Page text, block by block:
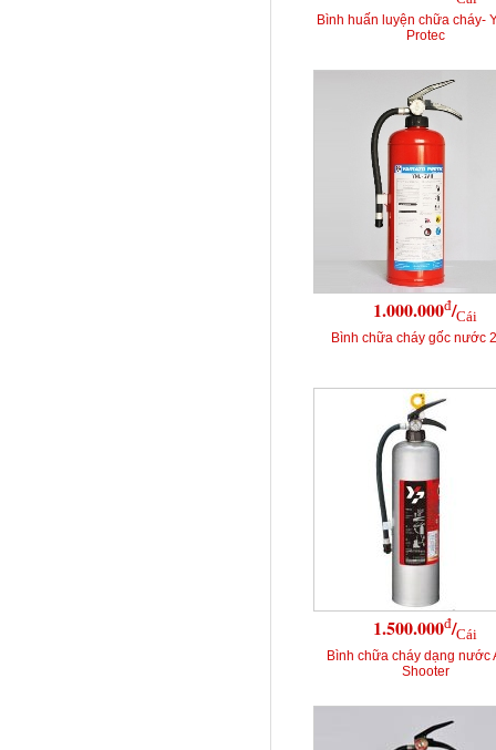
Bình huấn luyện chữa cháy-
Protec
1.000.000đ/Cái
Bình chữa cháy gốc nước
1.500.000đ/Cái
Bình chữa cháy dạng nước
Shooter